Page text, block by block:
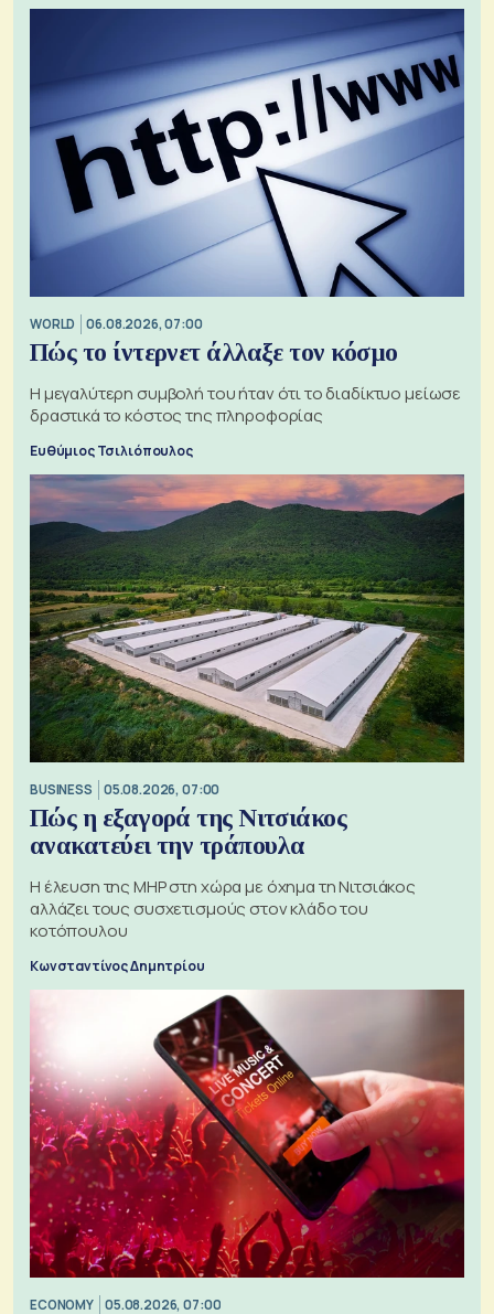
WORLD 06.08.2026, 07:00
Πώς το ίντερνετ άλλαξε τον κόσμο
Η μεγαλύτερη συμβολή του ήταν ότι το διαδίκτυο μείωσε
δραστικά το κόστος της πληροφορίας
Ευθύμιος Τσιλιόπουλος
BUSINESS 05.08.2026, 07:00
Πώς η εξαγορά της Νιτσιάκος
ανακατεύει την τράπουλα
H έλευση της MHP στη χώρα με όχημα τη Νιτσιάκος
αλλάζει τους συσχετισμούς στον κλάδο του
κοτόπουλου
Κωνσταντίνος Δημητρίου
ECONOMY 05.08.2026, 07:00